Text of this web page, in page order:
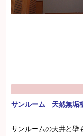
サンルーム 天然無垢
サンルームの天井と